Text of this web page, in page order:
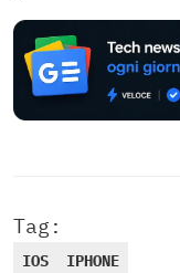
Tag:
IOS IPHONE